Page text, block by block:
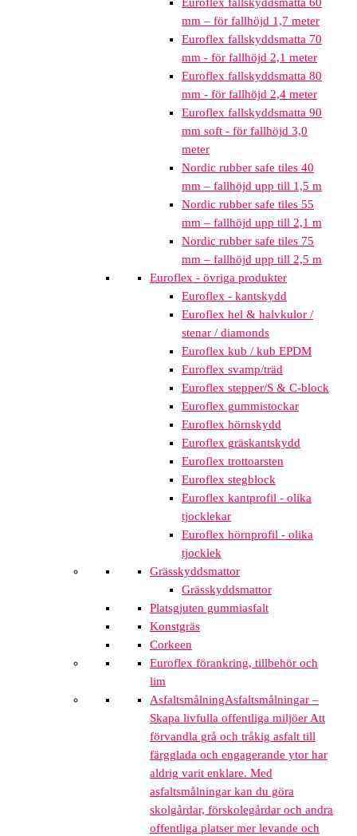
Euroflex fallskyddsmatta 60
mm – för fallhöjd 1,7 meter
Euroflex fallskyddsmatta 70
mm - för fallhöjd 2,1 meter
Euroflex fallskyddsmatta 80
mm - för fallhöjd 2,4 meter
Euroflex fallskyddsmatta 90
mm soft - för fallhöjd 3,0
meter
Nordic rubber safe tiles 40
mm – fallhöjd upp till 1,5 m
Nordic rubber safe tiles 55
mm – fallhöjd upp till 2,1 m
Nordic rubber safe tiles 75
mm – fallhöjd upp till 2,5 m
Euroflex - övriga produkter
Euroflex - kantskydd
Euroflex hel & halvkulor /
stenar / diamonds
Euroflex kub / kub EPDM
Euroflex svamp/träd
Euroflex stepper/S & C-block
Euroflex gummistockar
Euroflex hörnskydd
Euroflex gräskantskydd
Euroflex trottoarsten
Euroflex stegblock
Euroflex kantprofil - olika
tjocklekar
Euroflex hörnprofil - olika
tjocklek
Grässkyddsmattor
Grässkyddsmattor
Platsgjuten gummiasfalt
Konstgräs
Corkeen
Euroflex förankring, tillbehör och
lim
AsfaltsmålningAsfaltsmålningar –
Skapa livfulla offentliga miljöer Att
förvandla grå och tråkig asfalt till
färgglada och engagerande ytor har
aldrig varit enklare. Med
asfaltsmålningar kan du göra
skolgårdar, förskolegårdar och andra
offentliga platser mer levande och